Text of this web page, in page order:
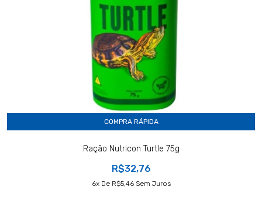
COMPRA RÁPIDA
Ração Nutricon Turtle 75g
R$32,76
6X De R$5,46Sem Juros